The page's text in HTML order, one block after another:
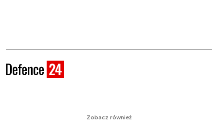
Zobacz również